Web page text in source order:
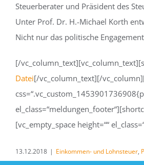
Steuerberater und Präsident des
Unter Prof. Dr. H.-Michael Korth
Nicht nur das politische
[/
Datei[/vc_column_text][/
[vc_empty_space height=““
13.12.2018 | Einkommen- und Lohnsteuer,